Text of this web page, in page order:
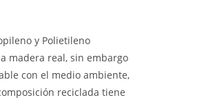
y Polietileno
madera real, sin embargo
con el medio ambiente,
reciclada tiene